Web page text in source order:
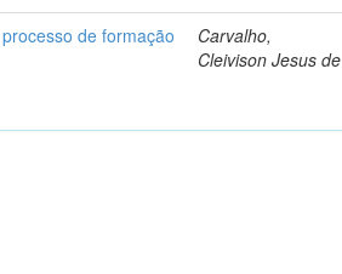
de formação
Carvalho,
Cleivison Jesus de